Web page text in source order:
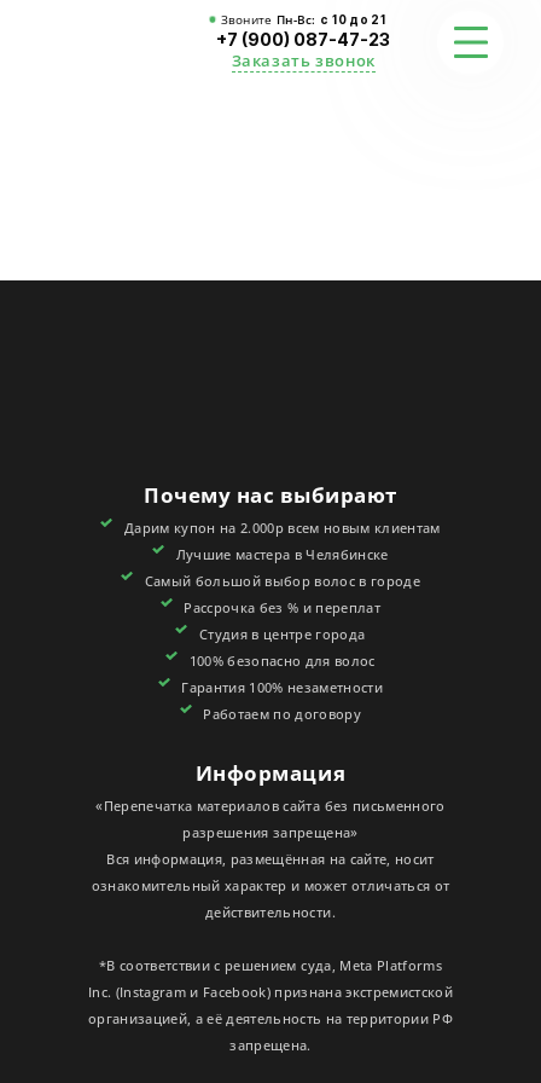
Звоните Пн-Вс: с 10 до 21
+7 (900) 087-47-23
Заказать звонок
КОНТАКТЫ
СЕРТИФИКАТЫ
Почему нас выбирают
Дарим купон на 2.000р всем новым клиентам
Лучшие мастера в Челябинске
Самый большой выбор волос в городе
Рассрочка без % и переплат
Студия в центре города
100% безопасно для волос
Гарантия 100% незаметности
Работаем по договору
Информация
«Перепечатка материалов сайта без письменного
разрешения запрещена»
Вся информация, размещённая на сайте, носит
ознакомительный характер и может отличаться от
действительности.
*В соответствии с решением суда, Meta Platforms
Inc. (Instagram и Facebook) признана экстремистской
организацией, а её деятельность на территории РФ
запрещена.